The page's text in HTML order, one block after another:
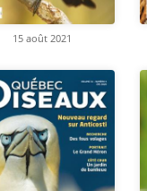
15 août 2021